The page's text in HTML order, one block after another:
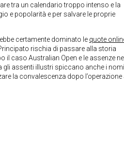
tra un calendario troppo intenso e la
e popolarità e per salvare le proprie
certamente dominato le quote
rischia di passare alla storia
caso Australian Open e le assenze
gli assenti illustri spiccano anche i
la convalescenza dopo l’operazione